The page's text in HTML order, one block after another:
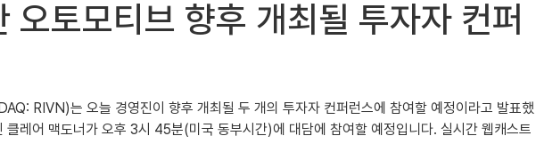
모티브 향후 개최될 투자자 컨퍼
는 오늘 경영진이 향후 개최될 두 개의 투자자 컨퍼런스에 참여할 예정이라고 발표했
레어 맥도너가 오후 3시 45분(미국 동부시간)에 대담에 참여할 예정입니다. 실시간 웹캐스트